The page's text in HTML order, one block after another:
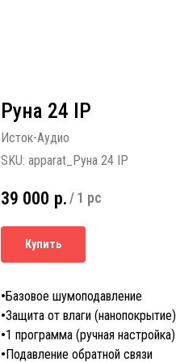
Руна 24 IP
Исток-Аудио
SKU: apparat_Руна 24 IP
39 000 р. / 1 pc
Купить
•Базовое шумоподавление
•Защита от влаги (нанопокрытие)
•1 программа (ручная настройка)
•Подавление обратной связи